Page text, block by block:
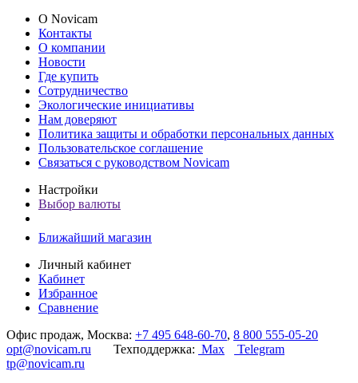
О Novicam
Контакты
О компании
Новости
Где купить
Сотрудничество
Экологические инициативы
Нам доверяют
Политика защиты и обработки персональных данных
Пользовательское соглашение
Связаться с руководством Novicam
Настройки
Выбор валюты
Ближайший магазин
Личный кабинет
Кабинет
Избранное
Сравнение
Офис продаж, Москва: +7 495 648-60-70, 8 800 555-05-20
opt@novicam.ru Техподдержка: Max
Telegram
tp@novicam.ru